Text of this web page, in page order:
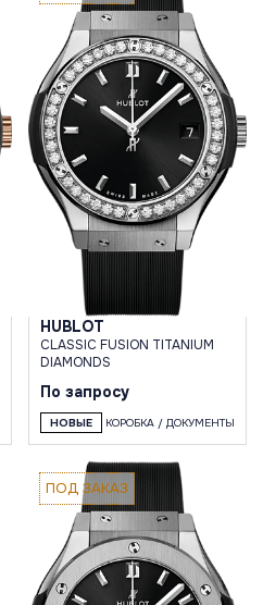
HUBLOT
CLASSIC FUSION TITANIUM
DIAMONDS
По запросу
НОВЫЕ КОРОБКА / ДОКУМЕНТЫ
ПОД ЗАКАЗ